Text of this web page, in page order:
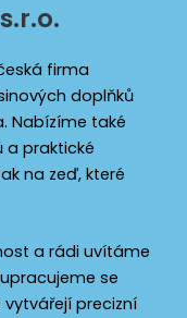
firma
doplňků
Nabízíme také
a praktické
na zeď, které
a rádi uvítáme
se
precizní